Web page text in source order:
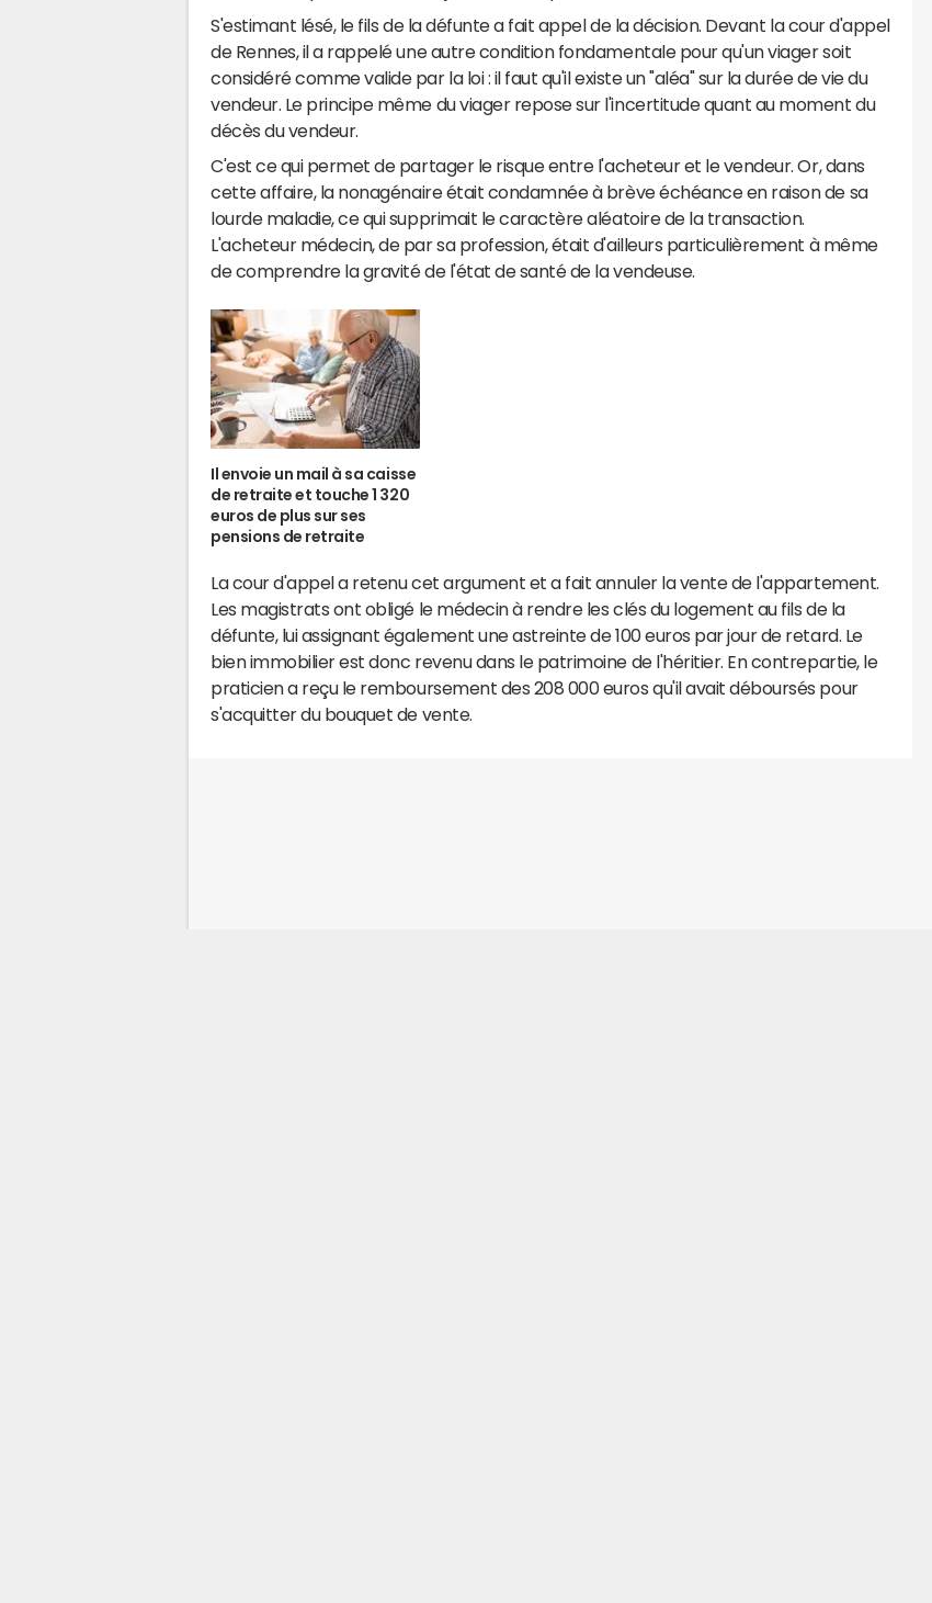
S'estimant lésé, le fils de la défunte a fait appel de la décision. Devant la cour d'appel
de Rennes, il a rappelé une autre condition fondamentale pour qu'un viager soit
considéré comme valide par la loi : il faut qu'il existe un "aléa" sur la durée de vie du
vendeur. Le principe même du viager repose sur l'incertitude quant au moment du
décès du vendeur.
C'est ce qui permet de partager le risque entre l'acheteur et le vendeur. Or, dans
cette affaire, la nonagénaire était condamnée à brève échéance en raison de sa
lourde maladie, ce qui supprimait le caractère aléatoire de la transaction.
L'acheteur médecin, de par sa profession, était d'ailleurs particulièrement à même
de comprendre la gravité de l'état de santé de la vendeuse.
Il envoie un mail à sa caisse
de retraite et touche 1 320
euros de plus sur ses
pensions de retraite
La cour d'appel a retenu cet argument et a fait annuler la vente de l'appartement.
Les magistrats ont obligé le médecin à rendre les clés du logement au fils de la
défunte, lui assignant également une astreinte de 100 euros par jour de retard. Le
bien immobilier est donc revenu dans le patrimoine de l'héritier. En contrepartie, le
praticien a reçu le remboursement des 208 000 euros qu'il avait déboursés pour
s'acquitter du bouquet de vente.